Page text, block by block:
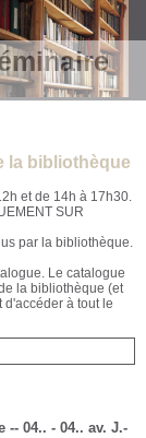
la bibliothèque
et de 14h à 17h30.
SUR
par la bibliothèque.
Le catalogue
la bibliothèque (et
à tout le
04.. - 04.. av. J.-